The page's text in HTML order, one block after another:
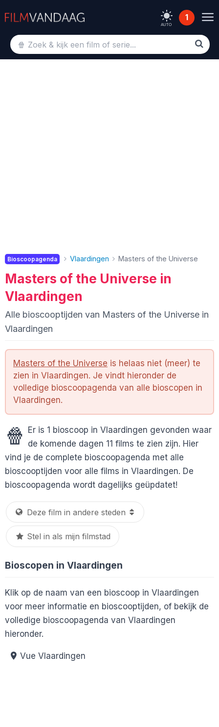
AUTO
1
Bioscoopagenda Vlaardingen Masters of the Universe
Masters of the Universe in
Vlaardingen
Alle bioscooptijden van Masters of the Universe in
Vlaardingen
Masters of the Universe is helaas niet (meer) te
zien in Vlaardingen. Je vindt hieronder de
volledige bioscoopagenda van alle bioscopen in
Vlaardingen.
🍿 Er is 1 bioscoop in Vlaardingen gevonden waar
de komende dagen 11 films te zien zijn. Hier
vind je de complete bioscoopagenda met alle
bioscooptijden voor alle films in Vlaardingen. De
bioscoopagenda wordt dagelijks geüpdatet!
Stel in als mijn filmstad
Bioscopen in Vlaardingen
Klik op de naam van een bioscoop in Vlaardingen
voor meer informatie en bioscooptijden, of bekijk de
volledige bioscoopagenda van Vlaardingen
hieronder.
Vue Vlaardingen